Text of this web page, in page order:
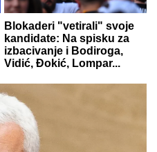
Blokaderi "vetirali" svoje
kandidate: Na spisku za
izbacivanje i Bodiroga,
Vidić, Đokić, Lompar...